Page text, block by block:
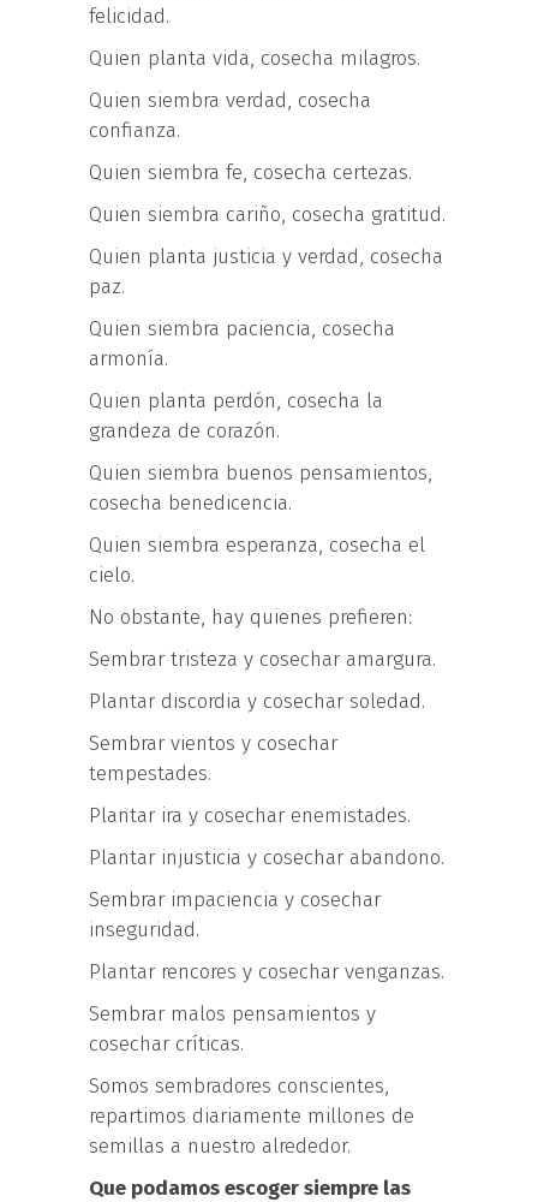
felicidad.
Quien planta vida, cosecha milagros.
Quien siembra verdad, cosecha
confianza.
Quien siembra fe, cosecha certezas.
Quien siembra cariño, cosecha gratitud.
Quien planta justicia y verdad, cosecha
paz.
Quien siembra paciencia, cosecha
armonía.
Quien planta perdón, cosecha la
grandeza de corazón.
Quien siembra buenos pensamientos,
cosecha benedicencia.
Quien siembra esperanza, cosecha el
cielo.
No obstante, hay quienes prefieren:
Sembrar tristeza y cosechar amargura.
Plantar discordia y cosechar soledad.
Sembrar vientos y cosechar
tempestades.
Plantar ira y cosechar enemistades.
Plantar injusticia y cosechar abandono.
Sembrar impaciencia y cosechar
inseguridad.
Plantar rencores y cosechar venganzas.
Sembrar malos pensamientos y
cosechar críticas.
Somos sembradores conscientes,
repartimos diariamente millones de
semillas a nuestro alrededor.
Que podamos escoger siempre las